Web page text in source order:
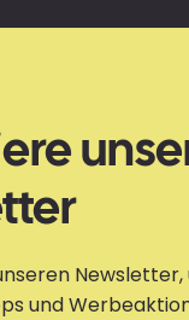
und